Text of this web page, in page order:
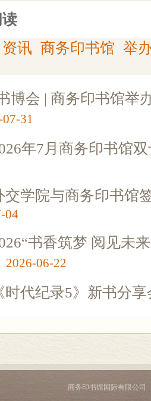
资讯 商务印书馆 举
博会 | 商务印书馆举
31
年7月商务印书馆
交学院与商务印书馆
04
书香筑梦 阅见未
2026-06-22
时代纪录5》新书分
商务印书馆国际有限公司